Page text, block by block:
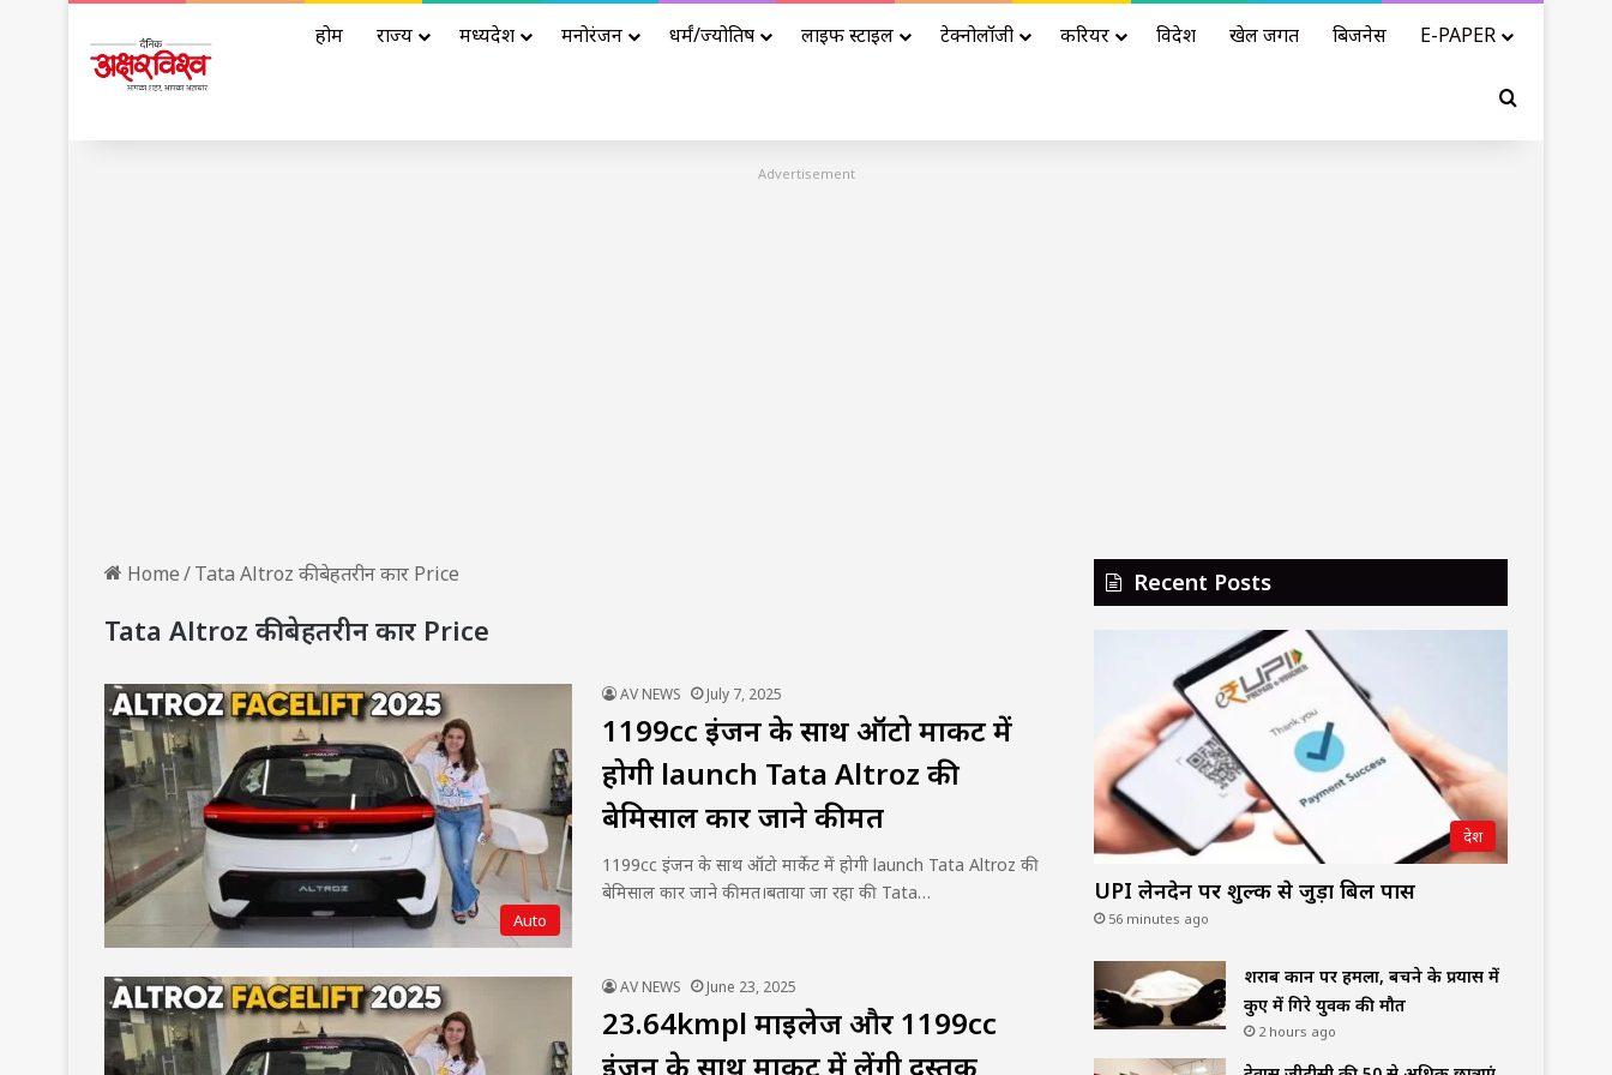
होम राज्य मध्यप्रदेश मनोरंजन धर्मं/ज्योतिष लाइफ स्टाइल टेक्नोलॉजी करियर विदेश खेल जगत बिजनेस E-PAPER
Search for
Advertisement
Home/Tata Altroz की बेहतरीन कार Price
Tata Altroz की बेहतरीन कार Price
Auto
AV NEWS July 7, 2025
1199cc इंजन के साथ ऑटो मार्केट में
होगी launch Tata Altroz की
बेमिसाल कार जाने कीमत
1199cc इंजन के साथ ऑटो मार्केट में होगी launch Tata Altroz की
बेमिसाल कार जाने कीमत।बताया जा रहा की Tata…
AV NEWS June 23, 2025
23.64kmpl माइलेज और 1199cc
इंजन के साथ मार्केट में लेंगी दस्तक
Recent Posts
देश
UPI लेनदेन पर शुल्क से जुड़ा बिल पास
56 minutes ago
शराब दुकान पर हमला, बचने के प्रयास में
कुए में गिरे युवक की मौत
2 hours ago